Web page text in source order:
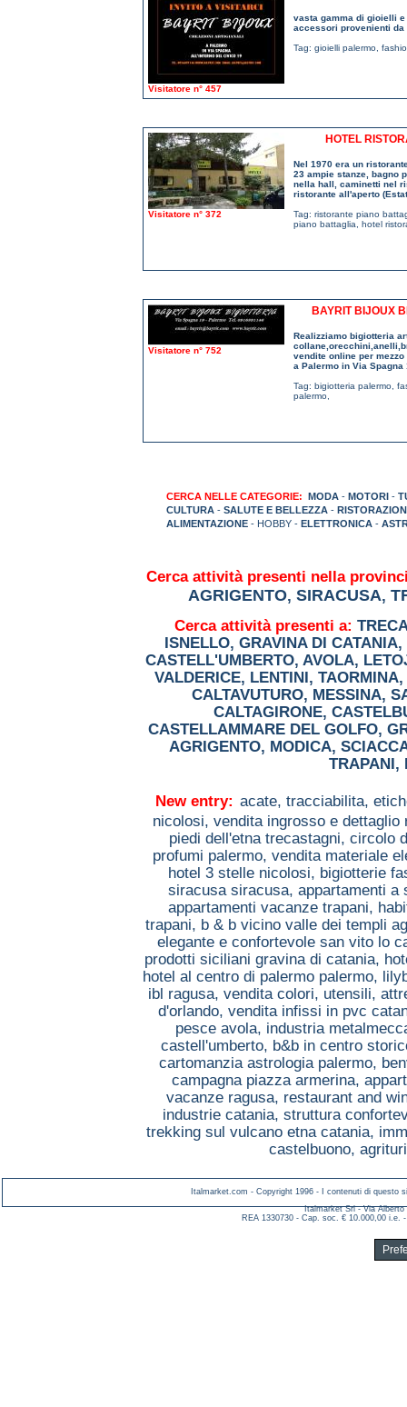
Visitatore n° 457
vasta gamma di gioielli
accessori provenienti da
Tag: gioielli palermo
Visitatore n° 372
HOTEL
Nel 1970 era un
23 ampie stanze, bagno
nella hall, caminetti nel
ristorante all'aperto
Tag: ristorante piano
piano battaglia
hotel
Visitatore n° 752
BAYRIT BIJOUX
Realizziamo bigiotteria
vendite online per
a Palermo in Via Spagna
Tag: bigiotteria palermo
palermo
CERCA NELLE CATEGORIE: MODA - MOTORI -
CULTURA - SALUTE E BELLEZZA -
ALIMENTAZIONE - HOBBY - ELETTRONICA -
Cerca attività presenti nella
AGRIGENTO, SIRACUSA,
Cerca attività presenti a:
ISNELLO, GRAVINA DI CATANIA,
CASTELL'UMBERTO, AVOLA,
VALDERICE, LENTINI, TAORMINA,
CALTAVUTURO, MESSINA,
CALTAGIRONE,
CASTELLAMMARE DEL GOLFO,
AGRIGENTO, MODICA,
TRAPANI,
New entry: acate, tracciabilita,
nicolosi, vendita ingrosso e
piedi dell'etna trecastagni, circolo
profumi palermo, vendita materiale
hotel 3 stelle nicolosi, bigiotterie
siracusa siracusa, appartamenti
appartamenti vacanze trapani,
trapani, b & b vicino valle dei templi
elegante e confortevole san vito lo
prodotti siciliani gravina di catania,
hotel al centro di palermo palermo,
ibl ragusa, vendita colori, utensili,
d'orlando, vendita infissi in pvc
pesce avola, industria
castell'umberto, b&b in centro
cartomanzia astrologia palermo,
campagna piazza armerina,
vacanze ragusa, restaurant and
industrie catania, struttura
trekking sul vulcano etna catania,
castelbuono,
Italmarket.com - Copyright 1996 - I contenuti di questo
Italmarket Srl - Via Alberto
REA 1330730 - Cap. soc. € 10.000,00 i.e.